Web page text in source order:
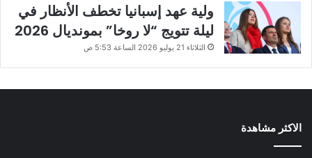
ولية عهد إسبانيا تخطف الأنظار في
ليلة تتويج “لا روخا” بمونديال 2026
الثلاثاء 21 يوليو 2026 الساعة 5:53 ص
الاكثر مشاهدة